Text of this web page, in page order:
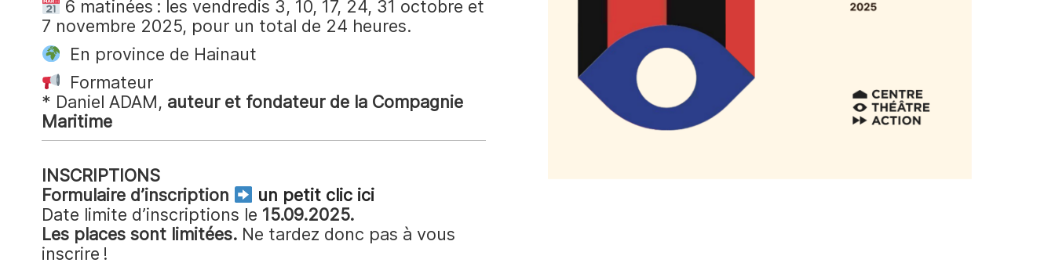
6 matinées : les vendredis 3, 10, 17, 24, 31 octobre et
7 novembre 2025, pour un total de 24 heures.
En province de Hainaut
Formateur
* Daniel ADAM, auteur et fondateur de la Compagnie
Maritime
INSCRIPTIONS
Formulaire d’inscription
un petit clic ici
Date limite d’inscriptions le 15.09.2025.
Les places sont limitées. Ne tardez donc pas à vous
inscrire !